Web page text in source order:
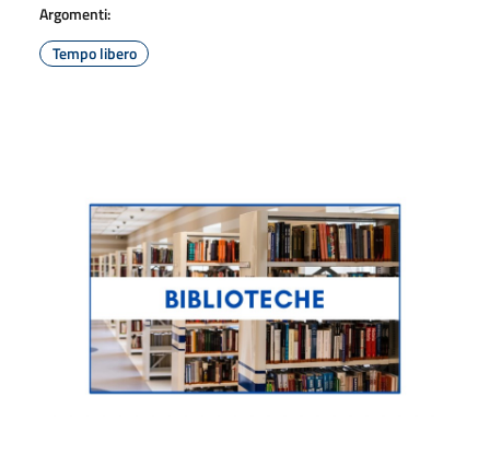
Argomenti:
Tempo libero